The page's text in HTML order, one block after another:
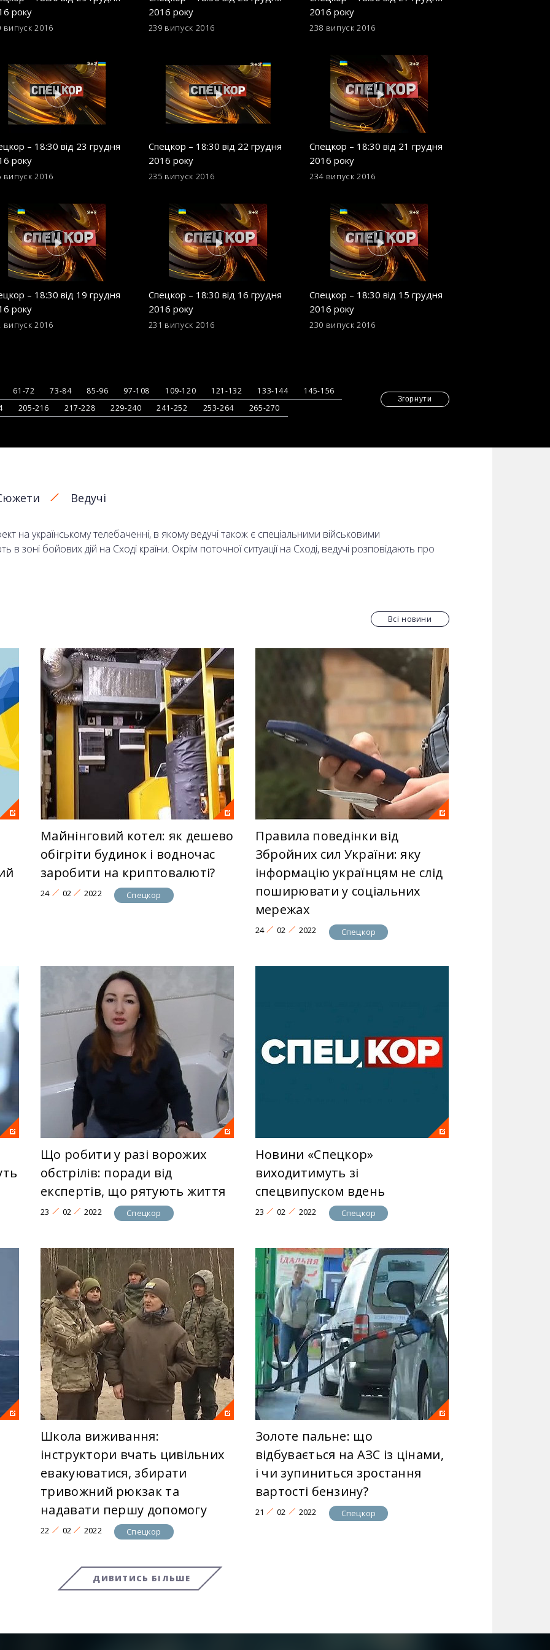
року
випуск 2016
2016 року
239 випуск 2016
2016 року
238 випуск 2016
– 18:30 від 23 грудня
року
випуск 2016
Спецкор – 18:30 від 22 грудня
2016 року
235 випуск 2016
Спецкор – 18:30 від 21 грудня
2016 року
234 випуск 2016
– 18:30 від 19 грудня
року
випуск 2016
Спецкор – 18:30 від 16 грудня
2016 року
231 випуск 2016
Спецкор – 18:30 від 15 грудня
2016 року
230 випуск 2016
61-72 73-84 85-96 97-108 109-120 121-132 133-144
145-156
205-216 217-228 229-240 241-252 253-264 265-270
Згорнути
Ведучі
на українському телебаченні, в якому ведучі також є спеціальними військовими
зоні бойових дій на Сході країни. Окрім поточної ситуації на Сході, ведучі розповідають про
2+2 та на сайті онлайн.
Всі новини
Майнінговий котел: як дешево
обігріти будинок і водночас
заробити на криптовалюті?
24 02 2022 Спецкор
Правила поведінки від
Збройних сил України: яку
інформацію українцям не слід
поширювати у соціальних
мережах
24 02 2022 Спецкор
Що робити у разі ворожих
обстрілів: поради від
експертів, що рятують життя
23 02 2022 Спецкор
Новини «Спецкор»
виходитимуть зі
спецвипуском вдень
23 02 2022 Спецкор
Школа виживання:
інструктори вчать цивільних
евакуюватися, збирати
тривожний рюкзак та
надавати першу допомогу
22 02 2022 Спецкор
Золоте пальне: що
відбувається на АЗС із цінами,
і чи зупиниться зростання
вартості бензину?
21 02 2022 Спецкор
ДИВИТИСЬ БІЛЬШЕ